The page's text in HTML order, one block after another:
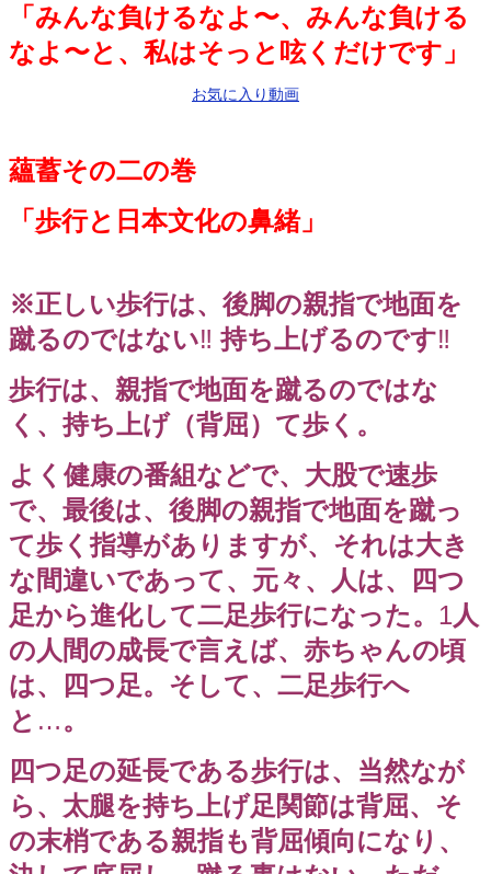
「みんな負けるなよ〜、みんな負ける
なよ〜と、私はそっと呟くだけです」
お気に入り動画
蘊蓄その二の巻
「歩行と日本文化の鼻緒」
※正しい歩行は、後脚の親指で地面を
蹴るのではない‼️持ち上げるのです‼️
歩行は、親指で地面を蹴るのではな
く、持ち上げ（背屈）て歩く。
よく健康の番組などで、大股で速歩
で、最後は、後脚の親指で地面を蹴っ
て歩く指導がありますが、それは大き
な間違いであって、元々、人は、四つ
足から進化して二足歩行になった。 1人
の人間の成長で言えば、赤ちゃんの頃
は、四つ足。そして、二足歩行へ
と …。
四つ足の延長である歩行は、当然なが
ら、太腿を持ち上げ足関節は背屈、そ
の末梢である親指も背屈傾向になり、